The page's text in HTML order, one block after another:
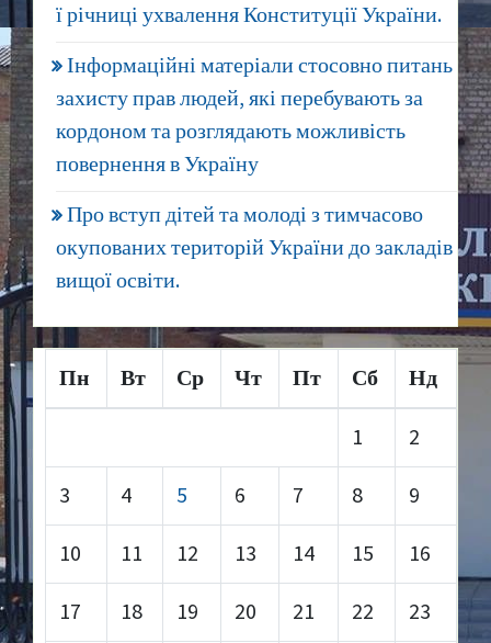
ї річниці ухвалення Конституції України.
Інформаційні матеріали стосовно питань
захисту прав людей, які перебувають за
кордоном та розглядають можливість
повернення в Україну
Про вступ дітей та молоді з тимчасово
окупованих територій України до закладів
вищої освіти.
Пн Вт Ср Чт Пт Сб Нд
1 2
3 4 5 6 7 8 9
10 11 12 13 14 15 16
17 18 19 20 21 22 23